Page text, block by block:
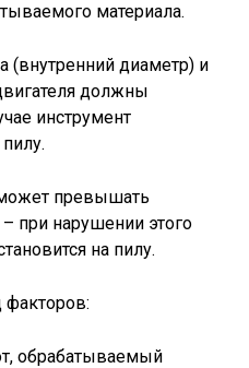
материала.
(внутренний диаметр) и
должны
инструмент
превышать
при нарушении этого
на пилу.
факторов:
обрабатываемый